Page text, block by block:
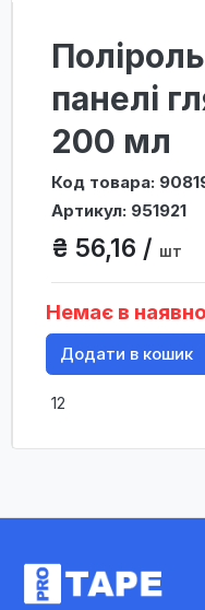
панелі
200 мл
Код товара:
Артикул: 951921
₴ 56,16 / шт
Немає в
Додати в кошик
12